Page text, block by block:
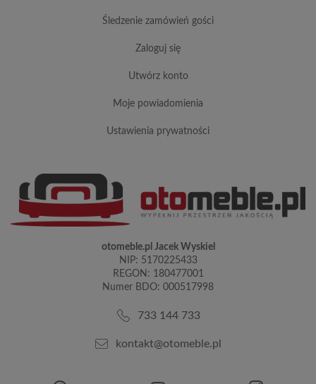
śledzenie zamówień gości
zaloguj się
utwórz konto
moje powiadomienia
ustawienia prywatności
otomeble.pl Jacek Wyskiel
NIP: 5170225433
REGON: 180477001
Numer BDO: 000517998
733 144 733
kontakt@otomeble.pl